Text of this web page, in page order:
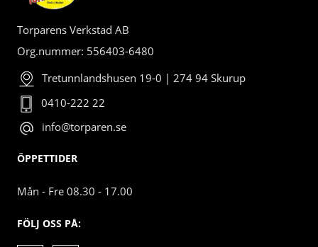
Torparens Verkstad AB
Org.nummer: 556403-6480
Tretunnlandshusen 19-0 | 274 94 Skurup
0410-222 22
info@torparen.se
ÖPPETTIDER
Mån - Fre 08.30 - 17.00
FÖLJ OSS PÅ: